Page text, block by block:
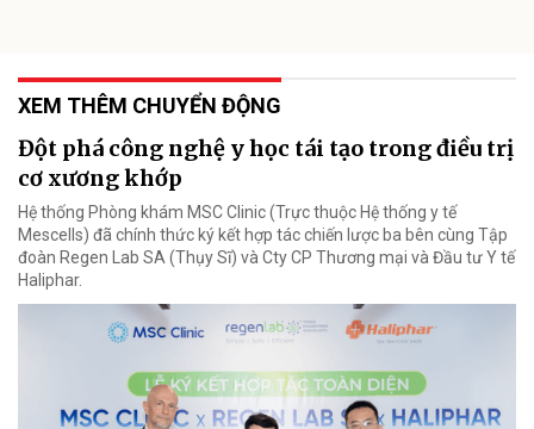
XEM THÊM CHUYỂN ĐỘNG
Đột phá công nghệ y học tái tạo trong điều trị
cơ xương khớp
Hệ thống Phòng khám MSC Clinic (Trực thuộc Hệ thống y tế
Mescells) đã chính thức ký kết hợp tác chiến lược ba bên cùng Tập
đoàn Regen Lab SA (Thụy Sĩ) và Cty CP Thương mại và Đầu tư Y tế
Haliphar.